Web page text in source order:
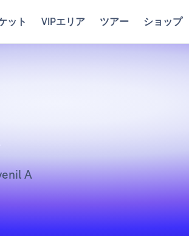
ット VIPエリア ツアー ショップ
A